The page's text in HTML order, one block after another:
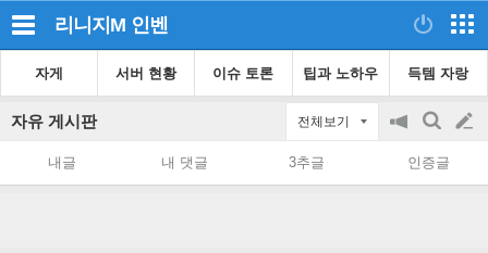
리니지M 인벤
자게 서버 현황 이슈 토론 팁과 노하우 득템 자랑
자유 게시판 전체보기
공
on/off
검
색
글
쓰
내글 내 댓글 3추글 인증글